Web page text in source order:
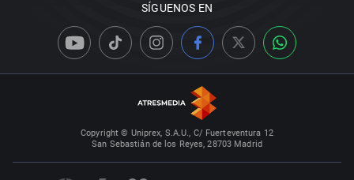
SÍGUENOS EN
Copyright © Uniprex, S.A.U., C/ Fuerteventura 12
San Sebastián de los Reyes, 28703 Madrid